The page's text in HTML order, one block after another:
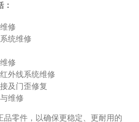
修
统维修
修
外线系统维修
及门歪修复
维修
品零件，以确保更稳定、更耐用的